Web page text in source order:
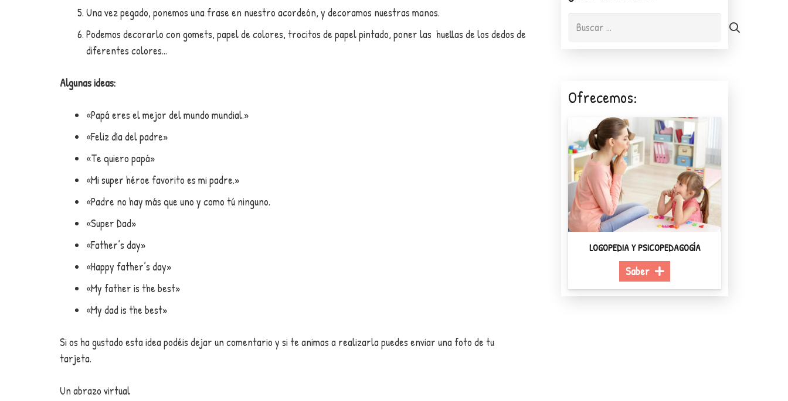
Una vez pegado, ponemos una frase en nuestro acordeón, y decoramos nuestras manos.
Podemos decorarlo con gomets, papel de colores, trocitos de papel pintado, poner las huellas de los dedos de
diferentes colores…
Algunas ideas:
«Papá eres el mejor del mundo mundial.»
«Feliz día del padre»
«Te quiero papá»
«Mi super héroe favorito es mi padre.»
«Padre no hay más que uno y como tú ninguno.
«Super Dad»
«Father’s day»
«Happy father’s day»
«My father is the best»
«My dad is the best»
Si os ha gustado esta idea podéis dejar un comentario y si te animas a realizarla puedes enviar una foto de tu
tarjeta.
Un abrazo virtual
Buscar:
Ofrecemos:
LOGOPEDIA Y PSICOPEDAGOGÍA
Saber